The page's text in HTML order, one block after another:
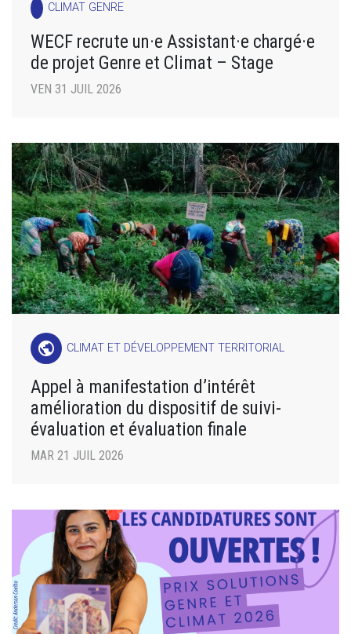
CLIMAT GENRE
WECF recrute un·e Assistant·e chargé·e
de projet Genre et Climat – Stage
VEN 31 JUIL 2026
public CLIMAT ET DÉVELOPPEMENT TERRITORIAL
Appel à manifestation d’intérêt
amélioration du dispositif de suivi-
évaluation et évaluation finale
MAR 21 JUIL 2026